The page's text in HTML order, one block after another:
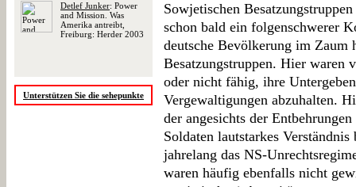
Detlef Junker: Power
and Mission. Was
Amerika antreibt,
Freiburg: Herder 2003
Unterstützen Sie die sehepunkte
Sowjetischen
schon bald ein folgenschwerer
deutsche Bevölkerung im Zaum
Besatzungstruppen. Hier
oder nicht fähig, ihre
Vergewaltigungen abzuhalten.
der angesichts der
Soldaten lautstarkes
jahrelang das NS-
waren häufig ebenfalls nicht